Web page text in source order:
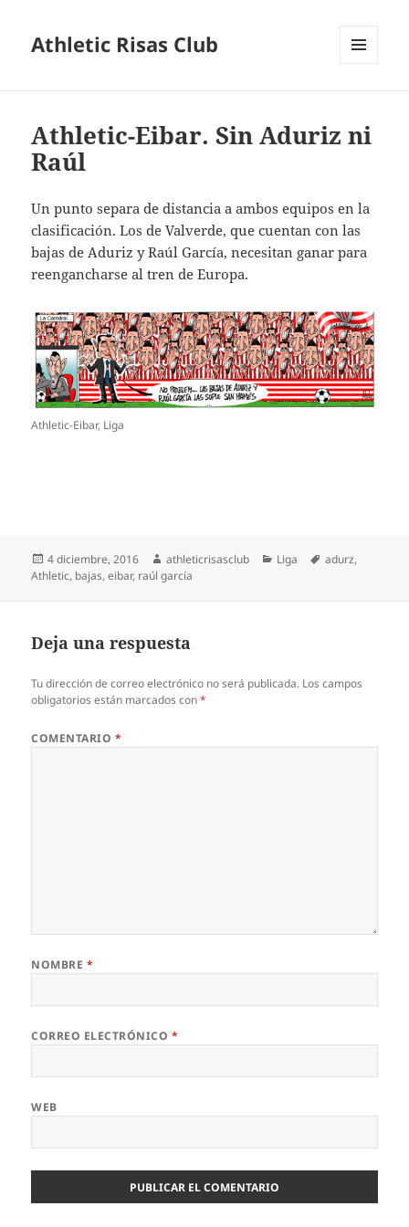
Athletic Risas Club
Athletic-Eibar. Sin Aduriz ni
Raúl
Un punto separa de distancia a ambos equipos en la
clasificación. Los de Valverde, que cuentan con las
bajas de Aduriz y Raúl García, necesitan ganar para
reengancharse al tren de Europa.
Athletic-Eibar, Liga
Publicado
el
4 diciembre, 2016 Autor
athleticrisasclub Categorías
Liga Etiquetas
adurz,
Athletic, bajas,eibar, raúl garcía
Deja una respuesta
Tu dirección de correo electrónico no será publicada. Los campos
obligatorios están marcados con*
COMENTARIO *
NOMBRE *
CORREO ELECTRÓNICO *
WEB